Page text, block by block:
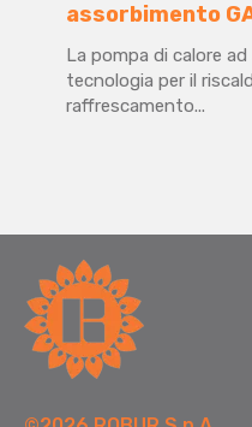
assorbimento
La pompa di calore
tecnologia per il
raffrescamento...